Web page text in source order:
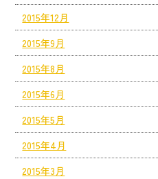
2015年12月
2015年9月
2015年8月
2015年6月
2015年5月
2015年4月
2015年3月